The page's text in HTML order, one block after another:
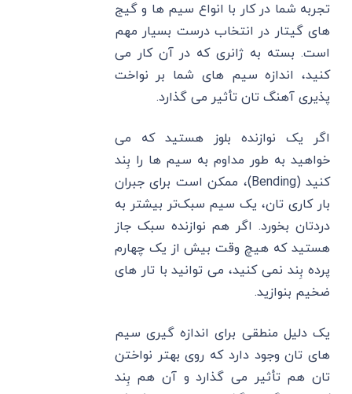
تجربه شما در کار با انواع سیم ‌ها و گیج‌
های گیتار در انتخاب درست بسیار مهم
است. بسته به ژانری که در آن کار می
کنید، اندازه سیم های شما بر نواخت
پذیری آهنگ تان تأثیر می گذارد.
اگر یک نوازنده بلوز هستید که می‌
خواهید به طور مداوم به سیم‌ ها را بِند
کنید (Bending)، ممکن است برای جبران
بار کاری تان، یک سیم سبک‌تر بیشتر به
دردتان بخورد. اگر هم نوازنده سبک جاز
هستید که هیچ وقت بیش از یک چهارم
پرده بِند نمی کنید، می ‌توانید با تار های
ضخیم بنوازید.
یک دلیل منطقی برای اندازه گیری سیم
های تان وجود دارد که روی بهتر نواختن
تان هم تأثیر می گذارد و آن هم بِند